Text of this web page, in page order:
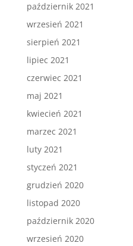
październik 2021
wrzesień 2021
sierpień 2021
lipiec 2021
czerwiec 2021
maj 2021
kwiecień 2021
marzec 2021
luty 2021
styczeń 2021
grudzień 2020
listopad 2020
październik 2020
wrzesień 2020